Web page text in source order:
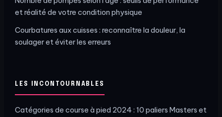
et réalité de votre condition physique
Courbatures aux cuisses : reconnaître la douleur, la
soulager et éviter les erreurs
LES INCONTOURNABLES
Catégories de course à pied 2024 : 10 paliers Masters et